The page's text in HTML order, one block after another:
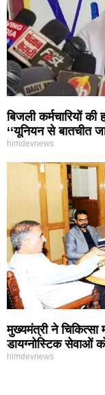
बिजली कर्मचारियों
‘‘यूनियन से बातचीत
himdevnews
मुख्यमंत्री ने चिकित्सा
डायग्नोस्टिक सेवाओं
himdevnews